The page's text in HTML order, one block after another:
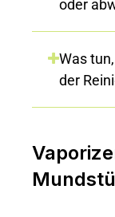
oder
Was
der